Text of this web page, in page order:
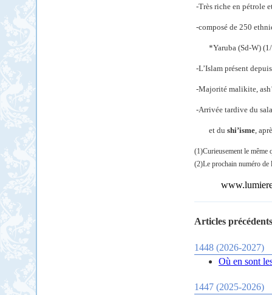
-Très riche en pétrole
-composé de 250
*Yaruba (Sd-W)
-L’Islam présent
-Majorité malikite,
-Arrivée tardive du
et du shi’isme ,
(1)Curieusement le même
(2)Le prochain numéro de
Articles
1448 (2026-2027)
Où en sont
1447 (2025-2026)